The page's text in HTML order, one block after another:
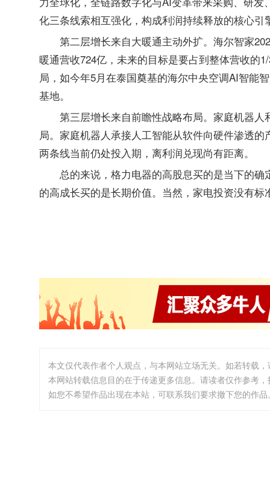
化三条线索相互强化，构成利润持续释放的核心
第二层增长来自大暖通主动外扩。海尔智家
暖通营收724亿，未来的目标是要占到整体营收的
局，如今年5月在泰国奠基的海尔中央空调AI智能
基地。
第三层增长来自前瞻性战略布局。家庭机器
局。家庭机器人承接人工智能从软件向硬件渗透
两条线当前仍处投入期，离利润兑现尚有距离。
总的来说，格力电器的高股息买的是当下的
的高成长买的是长期价值。当然，家电投资没有
本文仅代表作者个人观点，与本网站立场无关。如若转载
本网站转载信息目的在于传递更多信息。请读者仅作参考
如您不希望作品出现在本站，可联系我们要求撤下您的作